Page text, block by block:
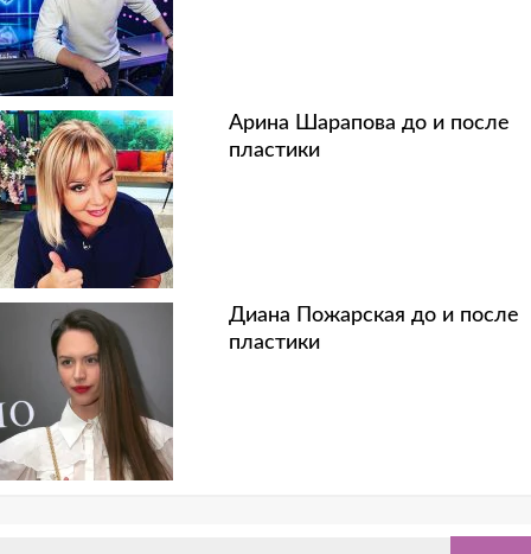
Арина Шарапова до и после
пластики
Диана Пожарская до и после
пластики